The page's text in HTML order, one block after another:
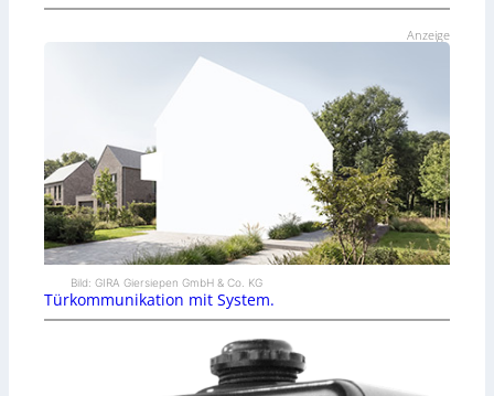
Anzeige
Bild: GIRA Giersiepen GmbH & Co. KG
Türkommunikation mit System.